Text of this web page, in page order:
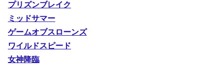
プリズンブレイク
ミッドサマー
ゲームオブスローンズ
ワイルドスピード
女神降臨